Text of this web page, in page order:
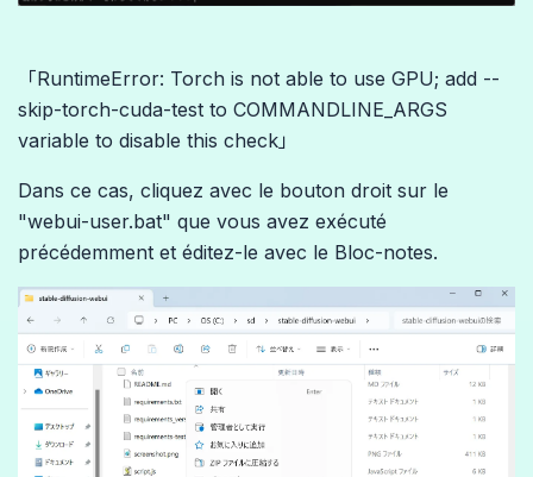
「RuntimeError: Torch is not able to use GPU; add --
skip-torch-cuda-test to COMMANDLINE_ARGS
variable to disable this check」
Dans ce cas, cliquez avec le bouton droit sur le
"webui-user.bat" que vous avez exécuté
précédemment et éditez-le avec le Bloc-notes.